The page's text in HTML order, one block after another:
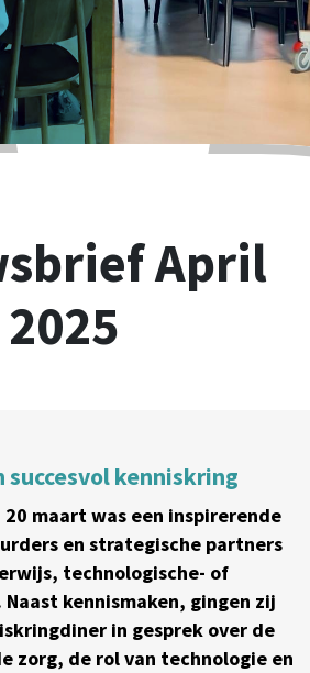
April
2025
succesvol kenniskring
maart was een inspirerende
en strategische partners
technologische- of
kennismaken, gingen zij
in gesprek over de
zorg, de rol van technologie en